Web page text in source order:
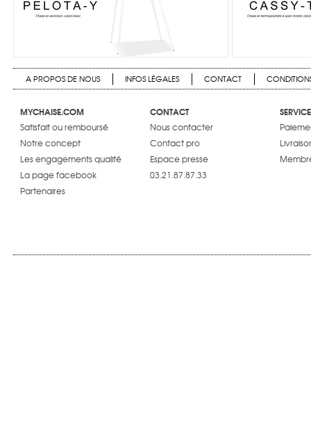
A PROPOS DE NOUS INFOS LÉGALES CONTACT
MYCHAISE.COM
Satisfait ou remboursé
Notre concept
Les engagements qualité
La page facebook
Partenaires
CONTACT
Nous contacter
Contact pro
Espace presse
03.21.87.87.33